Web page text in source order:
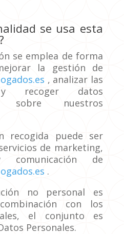
se usa esta
se emplea de forma
la gestión de
, analizar las
y recoger datos
sobre nuestros
recogida puede ser
de marketing,
comunicación de
.
no personal es
con los
el conjunto es
Personales.